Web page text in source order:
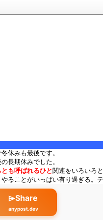
休みも最後です。
長期休みでした。
とも呼ばれるひと 関連をいろいろ
ることがいっぱい有り過ぎる。
⌲Share
anypost.dev